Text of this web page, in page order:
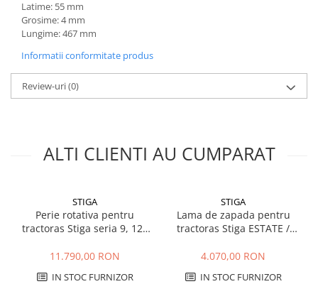
Casti de protectie
Manusi de lucru
Ochelari de protectie
Electrice si Iluminat
Sisteme fotovoltaice
Masini de taiat
Masini de taiat gresie / faianta
Masini de taiat caramida
Motodebitatoare
Masini de prelucrat fier-beton
Ghilotine
Latime: 55 mm
Grosime: 4 mm
Lungime: 467 mm
Informatii conformitate produs
Review-uri(0)
ALTI CLIENTI AU CUMPARAT
STIGA
Perie rotativa pentru
tractoras Stiga seria 9, 120
11.790,00 RON
IN STOC FURNIZOR
STIGA
Lama de zapada pentru
tractoras Stiga ESTATE /
4.070,00 RON
IN STOC FURNIZOR